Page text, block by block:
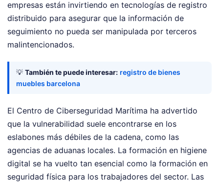
empresas están invirtiendo en tecnologías de registro
distribuido para asegurar que la información de
seguimiento no pueda ser manipulada por terceros
malintencionados.
💡 También te puede interesar: registro de bienes
muebles barcelona
El Centro de Ciberseguridad Marítima ha advertido
que la vulnerabilidad suele encontrarse en los
eslabones más débiles de la cadena, como las
agencias de aduanas locales. La formación en higiene
digital se ha vuelto tan esencial como la formación en
seguridad física para los trabajadores del sector. Las